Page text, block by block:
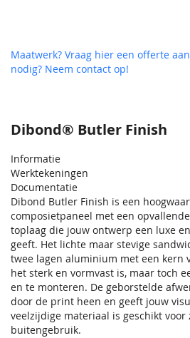
Dibond® Butler Finish
Informatie
Werktekeningen
Documentatie
Dibond Butler Finish is een
composietpaneel met een
toplaag die jouw ontwerp een luxe
geeft. Het lichte maar stevige
twee lagen aluminium met een kern
het sterk en vormvast is, maar toch
en te monteren. De geborstelde
door de print heen en geeft jouw
veelzijdige materiaal is geschikt voor
buitengebruik.
Maatwerk? Vraag hier een offerte aan
nodig? Neem contact op!